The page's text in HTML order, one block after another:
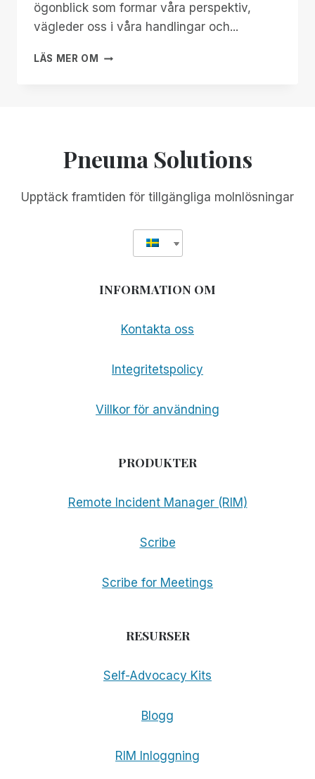
ögonblick som formar våra perspektiv,
vägleder oss i våra handlingar och...
LÄS MER OM
NÄR
LIVET:
MÖTE
SULLIVAN
Pneuma Solutions
Upptäck framtiden för tillgängliga molnlösningar
INFORMATION OM
Kontakta oss
Integritetspolicy
Villkor för användning
PRODUKTER
Remote Incident Manager (RIM)
Scribe
Scribe for Meetings
RESURSER
Self-Advocacy Kits
Blogg
RIM Inloggning